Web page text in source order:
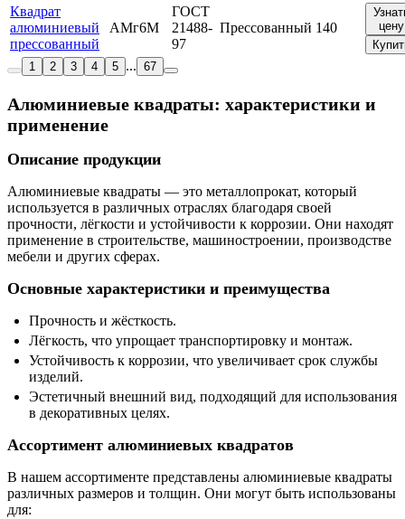
Квадрат
алюминиевый
прессованный
АМг6М
ГОСТ
21488-
97
Прессованный 140
цену
1
2 3 4 5 ... 67
Алюминиевые квадраты: характеристики и
применение
Описание продукции
Алюминиевые квадраты — это металлопрокат, который
используется в различных отраслях благодаря своей
прочности, лёгкости и устойчивости к коррозии. Они находят
применение в строительстве, машиностроении, производстве
мебели и других сферах.
Основные характеристики и преимущества
Прочность и жёсткость.
Лёгкость, что упрощает транспортировку и монтаж.
Устойчивость к коррозии, что увеличивает срок службы
изделий.
Эстетичный внешний вид, подходящий для использования
в декоративных целях.
Ассортимент алюминиевых квадратов
В нашем ассортименте представлены алюминиевые квадраты
различных размеров и толщин. Они могут быть использованы
для: